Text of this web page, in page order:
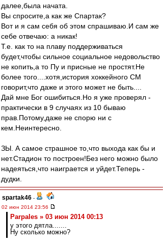
далее,была начата.
Вы спросите,а как же Спартак?
Вот и я сам себя об этом спрашиваю.И сам же
себе отвечаю: а никак!
Т.е. как то на плаву поддерживаться
будет,чтобы сильное социальное недовольство
не копить,а то Пу и присные не простят.Не
более того....хотя,история хоккейного СМ
говорит,что даже и этого может не быть....
Дай мне Бог ошибиться.Но я уже проверял -
практически в 9 случаях из 10 бываю
прав.Потому,даже не спорю ни с
кем.Неинтересно.
ЗЫ. А самое страшное то,что выхода как бы и
нет.Стадион то построен!Без него можно было
надеяться,что наиграется и уйдет.Теперь -
дудки.
spartak46 -
02 июн 2014 23:56
Parpales » 03 июн 2014 00:13
у этого дятла.......
Ну сколько можно?